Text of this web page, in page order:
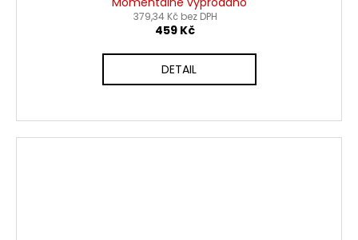
379,34 Kč bez DPH
459 Kč
DETAIL